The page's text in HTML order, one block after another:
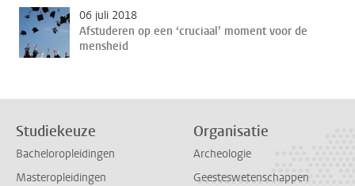
06 juli 2018
Afstuderen op een ‘cruciaal’ moment voor de
mensheid
Studiekeuze
Bacheloropleidingen
Masteropleidingen
Organisatie
Archeologie
Geesteswetenschappen